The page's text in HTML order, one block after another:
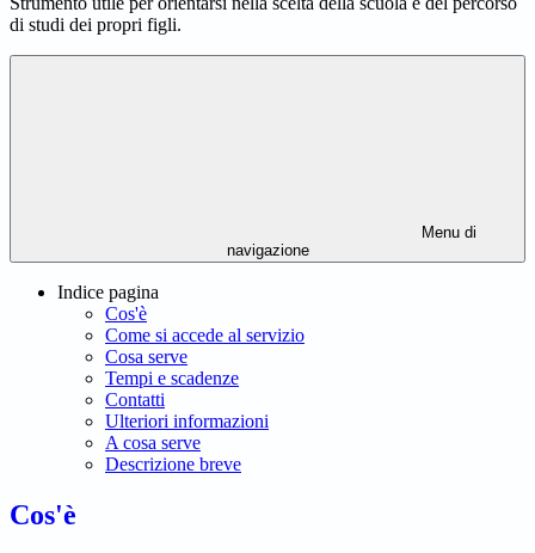
di studi dei propri figli.
Menu di
navigazione
Indice pagina
Cos'è
Come si accede al servizio
Cosa serve
Tempi e scadenze
Contatti
Ulteriori informazioni
A cosa serve
Descrizione breve
Cos'è